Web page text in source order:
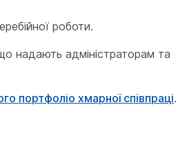
роботи.
надають адміністраторам та
портфоліо хмарної співпраці.